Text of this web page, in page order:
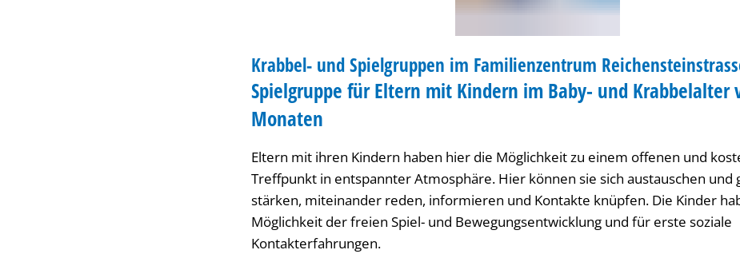
KATEGORIE: FAMILIENZENTRUM / KITA
Krabbel- und Spielgruppen im Familienzentrum
Spielgruppe für Eltern mit Kindern im Baby- und Krabbelalter
Monaten
Eltern mit ihren Kindern haben hier die Möglichkeit zu einem offenen und
Treffpunkt in entspannter Atmosphäre. Hier können sie sich austauschen und
stärken, miteinander reden, informieren und Kontakte knüpfen. Die Kinder
Möglichkeit der freien Spiel- und Bewegungsentwicklung und für erste soziale
Kontakterfahrungen.